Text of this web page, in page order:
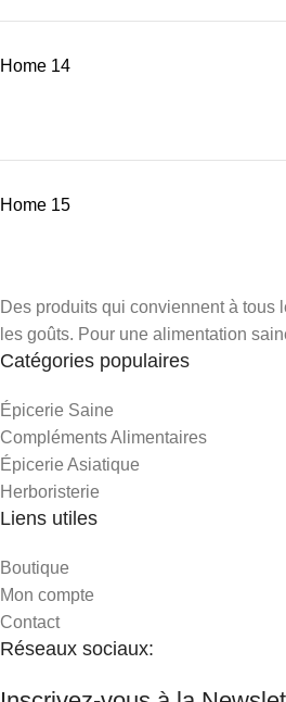
Home 14
Home 15
Des produits qui conviennent à tous
les goûts. Pour une alimentation
Catégories populaires
Épicerie Saine
Compléments Alimentaires
Épicerie Asiatique
Herboristerie
Liens utiles
Boutique
Mon compte
Contact
Réseaux sociaux: